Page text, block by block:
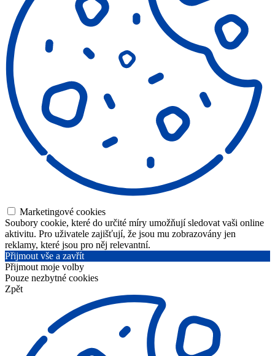
Marketingové cookies
Soubory cookie, které do určité míry umožňují sledovat vaši online
aktivitu. Pro uživatele zajišťují, že jsou mu zobrazovány jen
reklamy, které jsou pro něj relevantní.
Přijmout vše a zavřít
Přijmout moje volby
Pouze nezbytné cookies
Zpět